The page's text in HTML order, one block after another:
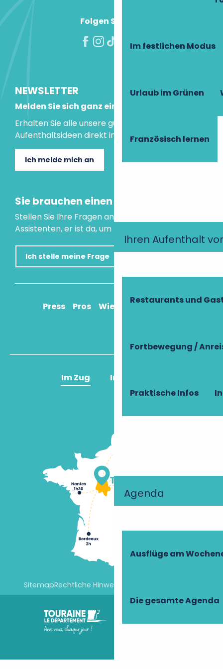
Im festlichen Modus
Urlaub im Grünen
Französisch lernen
Ihren Aufenthalt
Restaurants und
Fortbewegung /
Praktische Infos
Agenda
Ausflüge am
Die gesamte Agenda
Folgen Sie uns!
NEWSLETTER
Melden Sie sich ganz einfach an!
Erhalten Sie alle unsere guten Tipps und
Aufenthaltsideen direkt in Ihre Mailbox.
Ich melde mich an
Sie brauchen einen Rat?
Stellen Sie Ihre Fragen an unseren virtuellen
Assistenten, er ist da, um Ihnen zu helfen.
Ich stelle meine Frage
Press Pros Wie komme ich an?
Im Zug Im Flugzeug
SitemapRechtliche Hinweise